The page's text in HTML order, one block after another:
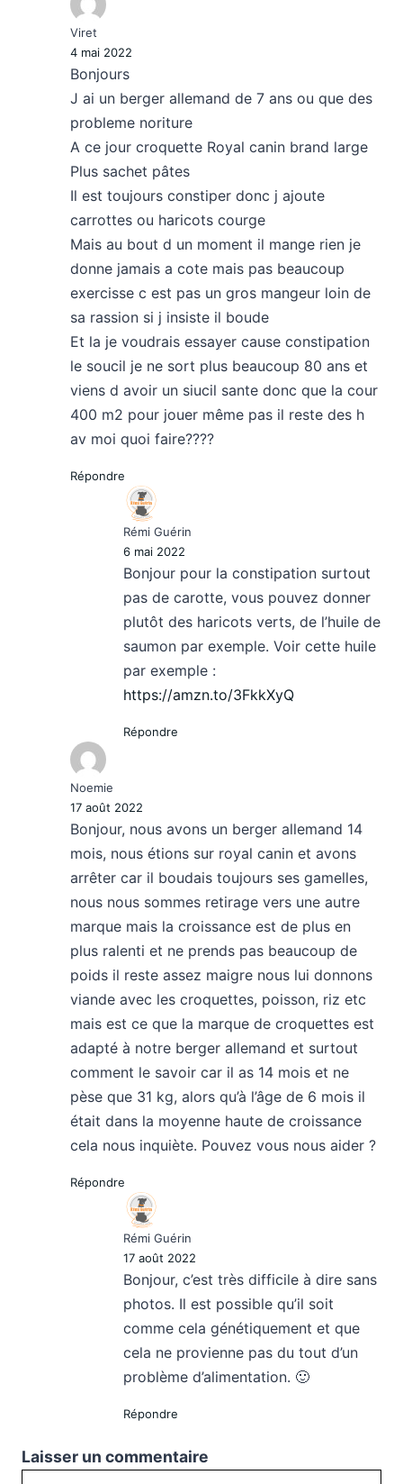
Viret
4 mai 2022
Bonjours
J ai un berger allemand de 7 ans ou que des
probleme noriture
A ce jour croquette Royal canin brand large
Plus sachet pâtes
Il est toujours constiper donc j ajoute
carrottes ou haricots courge
Mais au bout d un moment il mange rien je
donne jamais a cote mais pas beaucoup
exercisse c est pas un gros mangeur loin de
sa rassion si j insiste il boude
Et la je voudrais essayer cause constipation
le soucil je ne sort plus beaucoup 80 ans et
viens d avoir un siucil sante donc que la cour
400 m2 pour jouer même pas il reste des h
av moi quoi faire????
Répondre
Rémi Guérin
6 mai 2022
Bonjour pour la constipation surtout
pas de carotte, vous pouvez donner
plutôt des haricots verts, de l’huile de
saumon par exemple. Voir cette huile
par exemple :
https://amzn.to/3FkkXyQ
Répondre
Noemie
17 août 2022
Bonjour, nous avons un berger allemand 14
mois, nous étions sur royal canin et avons
arrêter car il boudais toujours ses gamelles,
nous nous sommes retirage vers une autre
marque mais la croissance est de plus en
plus ralenti et ne prends pas beaucoup de
poids il reste assez maigre nous lui donnons
viande avec les croquettes, poisson, riz etc
mais est ce que la marque de croquettes est
adapté à notre berger allemand et surtout
comment le savoir car il as 14 mois et ne
pèse que 31 kg, alors qu’à l’âge de 6 mois il
était dans la moyenne haute de croissance
cela nous inquiète. Pouvez vous nous aider ?
Répondre
Rémi Guérin
17 août 2022
Bonjour, c’est très difficile à dire sans
photos. Il est possible qu’il soit
comme cela génétiquement et que
cela ne provienne pas du tout d’un
problème d’alimentation. 🙂
Répondre
Laisser un commentaire